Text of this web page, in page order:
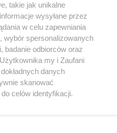
zabytkiem. Ochroną
historycznej elewacji
takie jak unikalne
wysyłane przez
w celu zapewniania
wybór spersonalizowanych
badanie odbiorców oraz
my i Zaufani
danych
skanować
celów identyfikacji.